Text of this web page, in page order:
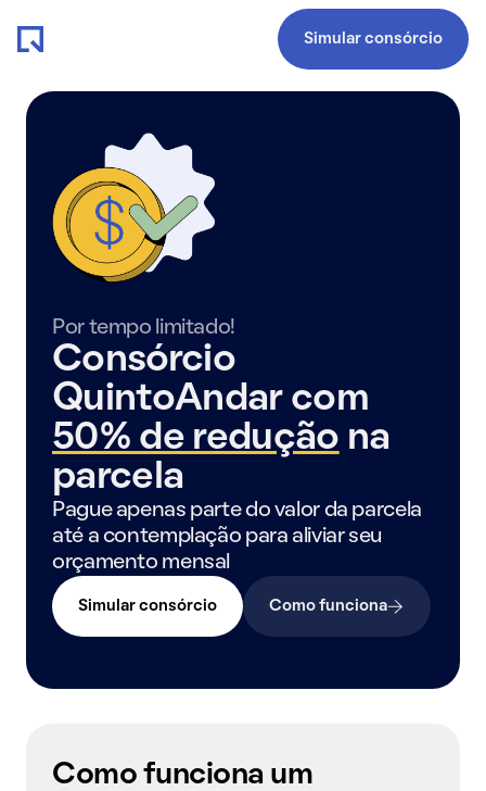
Simular consórcio
Por tempo limitado!
Consórcio
QuintoAndar com
50% de redução na
parcela
Pague apenas parte do valor da parcela
até a contemplação para aliviar seu
orçamento mensal
Simular consórcio Como funciona
Como funciona um